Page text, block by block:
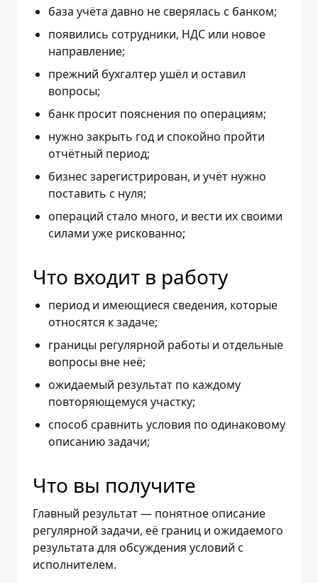
база учёта давно не сверялась с банком;
появились сотрудники, НДС или новое
направление;
прежний бухгалтер ушёл и оставил
вопросы;
банк просит пояснения по операциям;
нужно закрыть год и спокойно пройти
отчётный период;
бизнес зарегистрирован, и учёт нужно
поставить с нуля;
операций стало много, и вести их своими
силами уже рискованно;
Что входит в работу
период и имеющиеся сведения, которые
относятся к задаче;
границы регулярной работы и отдельные
вопросы вне неё;
ожидаемый результат по каждому
повторяющемуся участку;
способ сравнить условия по одинаковому
описанию задачи;
Что вы получите
Главный результат — понятное описание
регулярной задачи, её границ и ожидаемого
результата для обсуждения условий с
исполнителем.